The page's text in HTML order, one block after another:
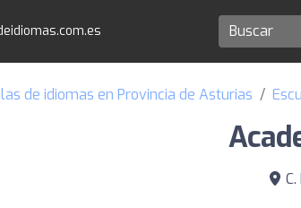
de idiomas en Provincia de Asturias